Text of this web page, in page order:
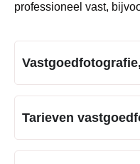
professioneel vast,
Tarieven